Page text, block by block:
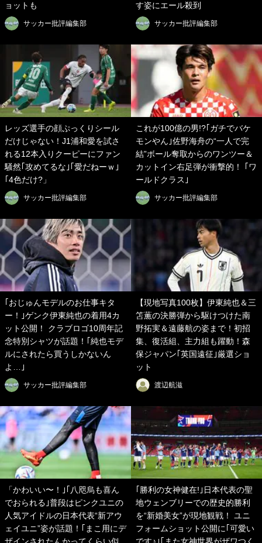
ョットも
サッカー批評編集部
す姿にエール殺到
サッカー批評編集部
レッズ選手の顔ぷっくりシール
だけじゃない！J1浦和愛を試さ
れる12本入りクーピーにファン
騒然｢攻めてるな｣｢愛だねーｗ｣
｢4色だけ?」
サッカー批評編集部
これが100億の男!?｢ガチでバケ
モンやん｣佐野海舟の“一人で完
結”ボール奪取からのワンツー＆
カットイン右足弾が衝撃的！ ｢ワ
ールドクラス｣
サッカー批評編集部
｢おじゅんモデルのお仕事キタ
ー！｣ゲンク伊東純也の着用4カ
ット公開！ クラブロゴ10周年記
念特別シャツが話題！｢純也モデ
ルにされたら買うしかないん
よ…｣
サッカー批評編集部
【現地写真100枚】伊東純也＆三
笘薫の決勝弾から駆けつけた南
野拓実＆遠藤航の姿まで！初招
集、復活組、主力組も躍動！森
保ジャパン｢英国遠征｣厳選ショ
ット
渡辺航滋
「かわいい〜！｣｢八咫烏も喜ん
でおられる｣普段はピンクユニの
人気アイドルの日本代表“新アウ
ェイユニ”姿が話題！｢まこ用にデ
｢勝利の女神健在!｣日本代表の聖
地ウェンブリーでの歴史的勝利
を“新婚美女”が現地観戦！ ユニ
フォームショット公開に｢可愛い